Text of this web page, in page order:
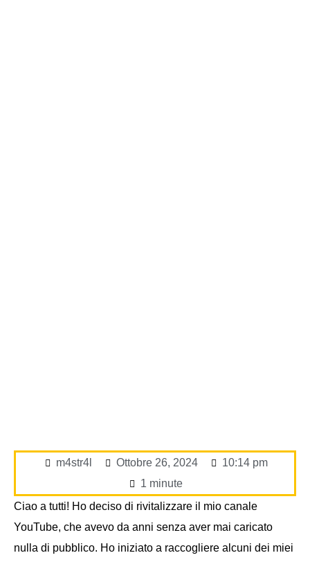
m4str4l Ottobre 26, 2024
10:14 pm
1 minute
Ciao a tutti! Ho deciso di rivitalizzare il mio canale
YouTube, che avevo da anni senza aver mai caricato
nulla di pubblico. Ho iniziato a raccogliere alcuni dei miei